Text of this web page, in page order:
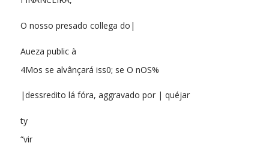
O nosso presado collega do|
Aueza public à
4Mos se alvânçará iss0; se O nOS%
|dessredito lá fóra, aggravado por | quéjar
ty
“vir